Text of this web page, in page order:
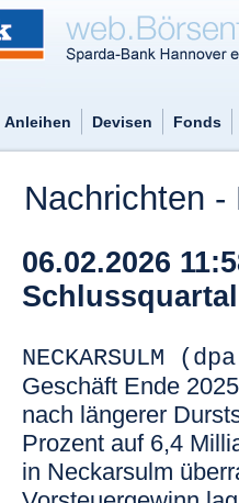
Anleihen Devisen Fonds
Nachrichten
06.02.2026
NECKARSULM
Geschäft Ende
nach längerer
Prozent auf 6,4
in Neckarsulm